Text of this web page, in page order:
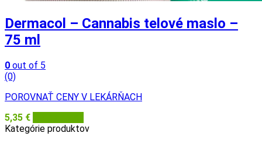
Dermacol – Cannabis telové maslo –
75 ml
0 out of 5
(0)
POROVNAŤ CENY V LEKÁRŇACH
5,35 €
Kategórie produktov